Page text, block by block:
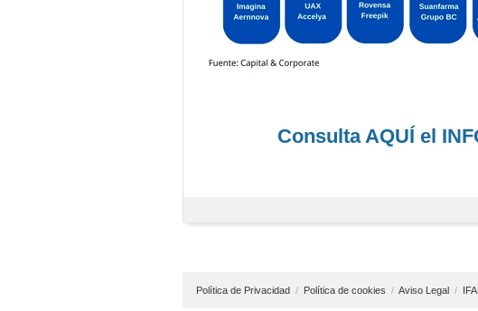
Consulta AQUÍ el
Política de Privacidad / Política de cookies / Aviso Legal /